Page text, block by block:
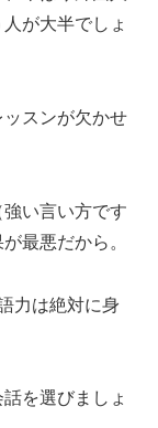
が大半でしょ
スンが欠かせ
い言い方です
最悪だから。
力は絶対に身
を選びましょ